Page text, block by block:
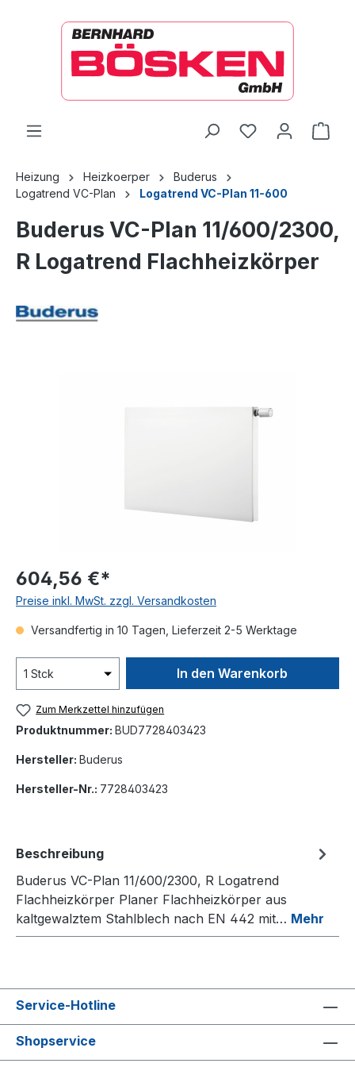
Heizung Heizkoerper
Buderus
Logatrend VC-Plan
Logatrend VC-Plan 11-600
Buderus VC-Plan 11/600/2300,
R Logatrend Flachheizkörper
604,56 €*
Preise inkl. MwSt. zzgl. Versandkosten
Versandfertig in 10 Tagen, Lieferzeit 2-5 Werktage
In den Warenkorb
Zum Merkzettel hinzufügen
Produktnummer: BUD7728403423
Hersteller: Buderus
Hersteller-Nr.: 7728403423
Beschreibung
Buderus VC-Plan 11/600/2300, R Logatrend
Flachheizkörper Planer Flachheizkörper aus
kaltgewalztem Stahlblech nach EN 442 mit… Mehr
Service-Hotline
Shopservice